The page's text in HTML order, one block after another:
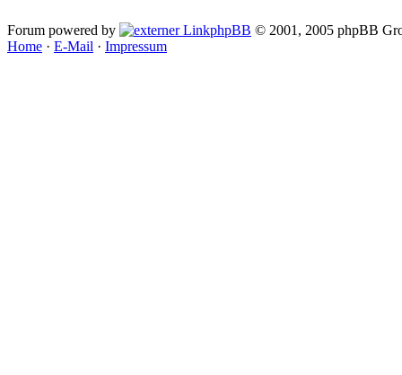
Forum powered by phpBB © 2001, 2005 phpBB
Home · E-Mail · Impressum